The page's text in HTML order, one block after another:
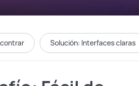
Solución: Interfaces claras